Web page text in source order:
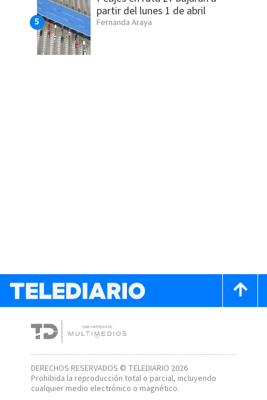
partir del lunes 1 de abril
Fernanda Araya
DERECHOS RESERVADOS © TELEDIARIO 2026
Prohibida la reproducción total o parcial, incluyendo
cualquier medio electrónico o magnético.